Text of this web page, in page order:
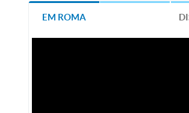
EM ROMA